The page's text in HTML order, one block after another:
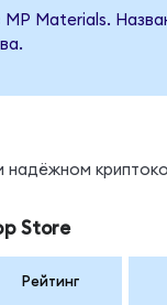
Materials.
надёжном
Store
Рейтинг